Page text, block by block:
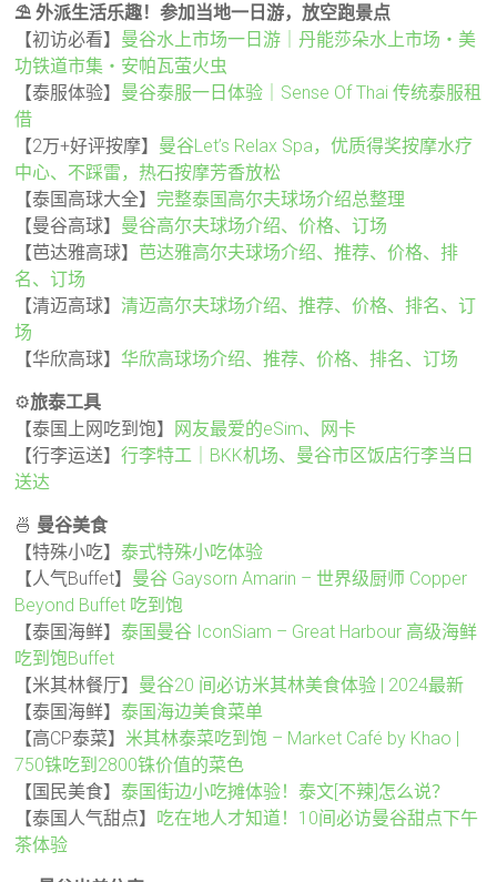
⛱️ 外派生活乐趣！参加当地一日游，放空跑景点
【初访必看】 曼谷水上市场一日游｜丹能莎朵水上市场・美
功铁道市集・安帕瓦萤火虫
【泰服体验】 曼谷泰服一日体验｜Sense Of Thai 传统泰服租
借
【2万+好评按摩】 曼谷Let’s Relax Spa，优质得奖按摩水疗
中心、不踩雷，热石按摩芳香放松
【泰国高球大全】 完整泰国高尔夫球场介绍总整理
【曼谷高球】 曼谷高尔夫球场介绍、价格、订场
【芭达雅高球】 芭达雅高尔夫球场介绍、推荐、价格、排
名、订场
【清迈高球】 清迈高尔夫球场介绍、推荐、价格、排名、订
场
【华欣高球】华欣高球场介绍、推荐、价格、排名、订场
⚙️旅泰工具
【泰国上网吃到饱】 网友最爱的eSim、网卡
【行李运送】行李特工｜BKK机场、曼谷市区饭店行李当日
送达
🍜 曼谷美食
【特殊小吃】泰式特殊小吃体验
【人气Buffet】 曼谷 Gaysorn Amarin – 世界级厨师 Copper
Beyond Buffet 吃到饱
【泰国海鲜】泰国曼谷 IconSiam – Great Harbour 高级海鲜
吃到饱Buffet
【米其林餐厅】 曼谷20 间必访米其林美食体验 | 2024最新
【泰国海鲜】泰国海边美食菜单
【高CP泰菜】 米其林泰菜吃到饱 – Market Café by Khao |
750铢吃到2800铢价值的菜色
【国民美食】泰国街边小吃摊体验！泰文[不辣]怎么说？
【泰国人气甜点】 吃在地人才知道！10间必访曼谷甜点下午
茶体验